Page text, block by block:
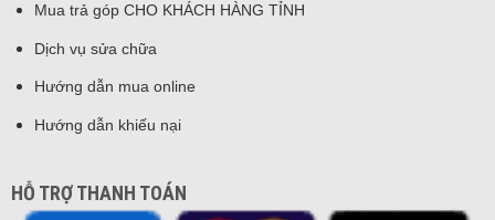
Mua trả góp CHO KHÁCH HÀNG TỈNH
Dịch vụ sửa chữa
Hướng dẫn mua online
Hướng dẫn khiếu nại
HỖ TRỢ THANH TOÁN